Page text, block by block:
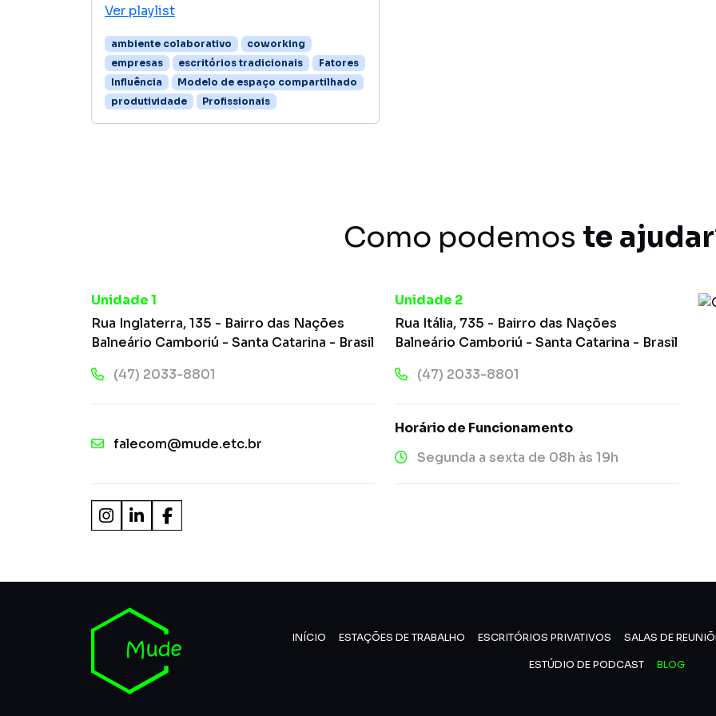
Ver playlist
ambiente colaborativo
coworking
empresas
escritórios tradicionais
Fatores
Influência
Modelo de espaço compartilhado
produtividade
Profissionais
Como podemos te
Unidade 1
Rua Inglaterra, 135 - Bairro das Nações
Balneário Camboriú - Santa Catarina - Brasil
(47) 2033-8801
Unidade 2
Rua Itália, 735 - Bairro das Nações
Balneário Camboriú - Santa Catarina - Brasil
(47) 2033-8801
falecom@mude.etc.br
Horário de Funcionamento
Segunda a sexta de 08h às 19h
INÍCIO ESTAÇÕES DE TRABALHO ESCRITÓRIOS PRIVATIVOS SALAS DE
ESTÚDIO DE PODCAST BLOG